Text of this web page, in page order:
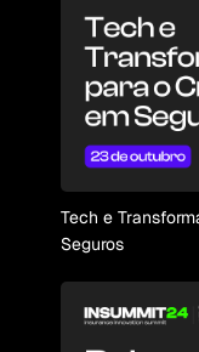
Tech e
Seguros